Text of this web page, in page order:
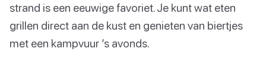
strand is een eeuwige favoriet. Je kunt wat eten
grillen direct aan de kust en genieten van biertjes
met een kampvuur ’s avonds.